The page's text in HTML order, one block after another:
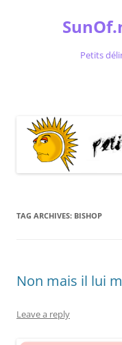
Petits
TAG ARCHIVES: BISHOP
Non mais il lui
Leave a reply